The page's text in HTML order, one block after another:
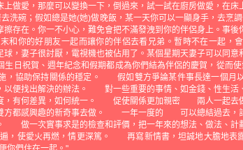
做愛，那麼可以變換一下，倒過來，試一試在廚房做愛
去洗碗；假如總是她(她)做晚飯，某一天你可以一顯身手，去
在。你一不小心，難免會把不滿發洩到你的伴侶身上。事後
的好朋友一起而讓你的伴侶去看兄弟。暫時不在一起，
妻子很討厭，電視機也被佔用了。某個星期天妻子可以同意
日祝賀、週年紀念和假期都成為你們結為伴侶的慶賀，從
協助保持關係的穩定。 假如雙方爭論某件事長達一個月以
以便找出解決的辦法。 對一些重要的事情、如金錢、性生活
，有何差異，如何統一。 促使關係更加親密 兩人一起去做
雙方都感興趣的新奇事去做。 一年一度的 可以總結過去
做一次實事求是的檢查和評價，把一年來的想法、做法、計
使愛火再燃，情更深篤。 再寫新情書，坦誠地大膽地表露